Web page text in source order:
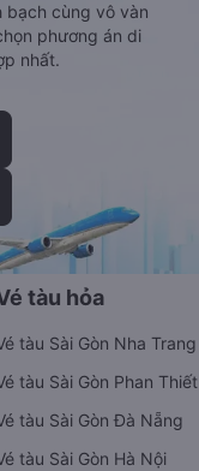
bạch cùng vô vàn
phương án di
nhất.
tàu hỏa
tàu Sài Gòn Nha Trang
tàu Sài Gòn Phan Thiết
tàu Sài Gòn Đà Nẵng
tàu Sài Gòn Hà Nội